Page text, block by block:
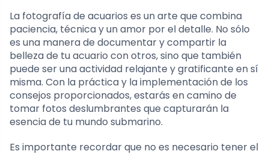
La fotografía de acuarios es un arte que combina
paciencia, técnica y un amor por el detalle. No sólo
es una manera de documentar y compartir la
belleza de tu acuario con otros, sino que también
puede ser una actividad relajante y gratificante en sí
misma. Con la práctica y la implementación de los
consejos proporcionados, estarás en camino de
tomar fotos deslumbrantes que capturarán la
esencia de tu mundo submarino.
Es importante recordar que no es necesario tener el